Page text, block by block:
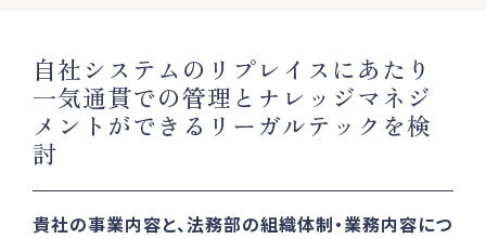
自社システムのリプレイスにあたり
一気通貫での管理とナレッジマネジ
メントができるリーガルテックを検
討
貴社の事業内容と、法務部の組織体制・業務内容につ